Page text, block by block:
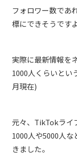
フォロワー数であ
標にできそうです
実際に最新情報を
1000人くらいとい
月現在)
元々、TikTokライ
1000人や5000人
きました。